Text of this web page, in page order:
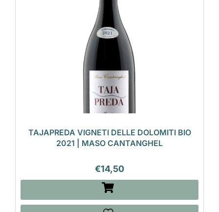
TAJAPREDA VIGNETI DELLE DOLOMITI BIO
2021 | MASO CANTANGHEL
€14,50